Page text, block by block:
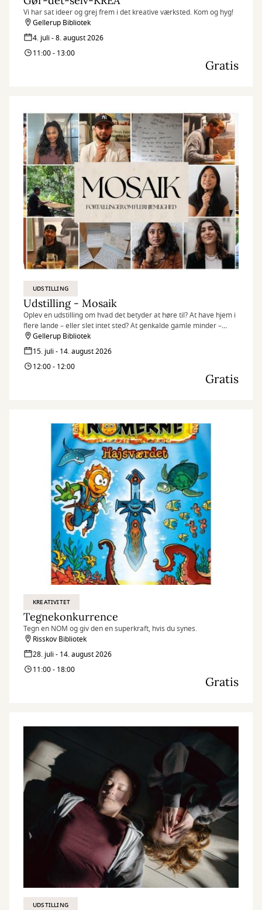
Vi har sat ideer og grej frem i det kreative værksted. Kom og hyg!
Gellerup Bibliotek
4. juli - 8. august 2026
11:00 - 13:00
Gratis
UDSTILLING
Udstilling - Mosaik
Oplev en udstilling om hvad det betyder at høre til? At have hjem i
flere lande – eller slet intet sted? At genkalde gamle minder –
egne som overleverede? At være en del af fællesskabet – og
alligevel stå ud fra mængden?
Gellerup Bibliotek
15. juli - 14. august 2026
12:00 - 12:00
Gratis
KREATIVITET
Tegnekonkurrence
Tegn en NOM og giv den en superkraft, hvis du synes.
Risskov Bibliotek
28. juli - 14. august 2026
11:00 - 18:00
Gratis
UDSTILLING